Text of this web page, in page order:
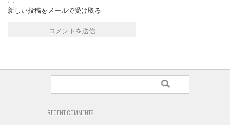
新しい投稿をメールで受け取る
RECENT COMMENTS